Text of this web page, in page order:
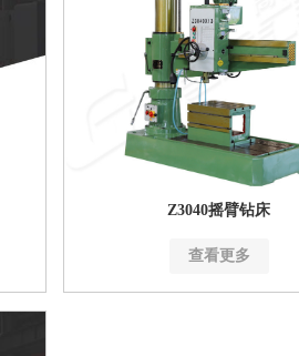
Z3040摇臂钻床
查看更多